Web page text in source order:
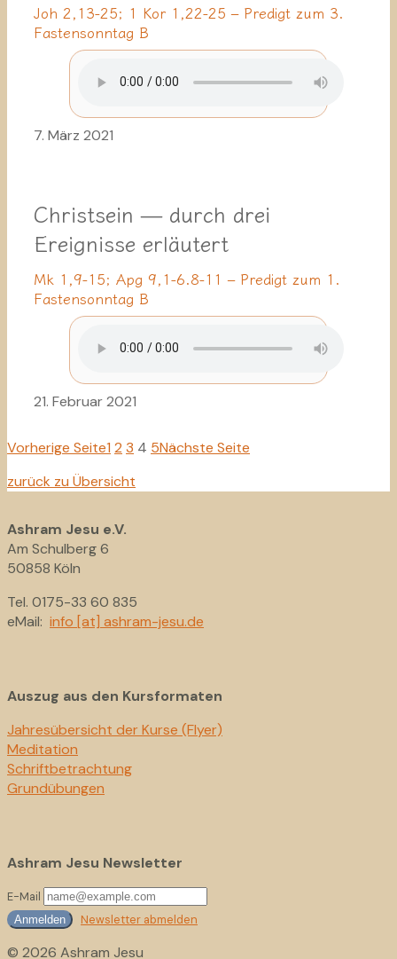
Joh 2,13-25; 1 Kor 1,22-25 – Predigt zum 3.
Fastensonntag B
7. März 2021
Christsein — durch drei
Ereignisse erläutert
Mk 1,9-15; Apg 9,1-6.8-11 – Predigt zum 1.
Fastensonntag B
21. Februar 2021
Vorherige Seite1 2 3 4 5Nächste Seite
zurück zu Übersicht
Ashram Jesu e.V.
Am Schulberg 6
50858 Köln
Tel. 0175-33 60 835
eMail: info [at] ashram-jesu.de
Auszug aus den Kursformaten
Jahresübersicht der Kurse (Flyer)
Meditation
Schriftbetrachtung
Grundübungen
Ashram Jesu Newsletter
E-Mail
Anmelden Newsletter abmelden
© 2026 Ashram Jesu